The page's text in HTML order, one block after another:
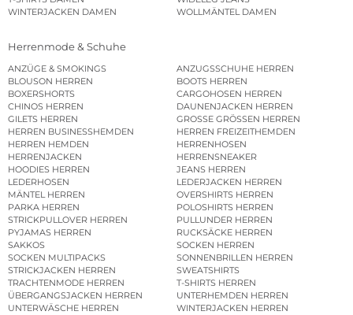
WINTERJACKEN DAMEN
WOLLMÄNTEL DAMEN
Herrenmode & Schuhe
ANZÜGE & SMOKINGS
ANZUGSSCHUHE HERREN
BLOUSON HERREN
BOOTS HERREN
BOXERSHORTS
CARGOHOSEN HERREN
CHINOS HERREN
DAUNENJACKEN HERREN
GILETS HERREN
GROSSE GRÖSSEN HERREN
HERREN BUSINESSHEMDEN
HERREN FREIZEITHEMDEN
HERREN HEMDEN
HERRENHOSEN
HERRENJACKEN
HERRENSNEAKER
HOODIES HERREN
JEANS HERREN
LEDERHOSEN
LEDERJACKEN HERREN
MÄNTEL HERREN
OVERSHIRTS HERREN
PARKA HERREN
POLOSHIRTS HERREN
STRICKPULLOVER HERREN
PULLUNDER HERREN
PYJAMAS HERREN
RUCKSÄCKE HERREN
SAKKOS
SOCKEN HERREN
SOCKEN MULTIPACKS
SONNENBRILLEN HERREN
STRICKJACKEN HERREN
SWEATSHIRTS
TRACHTENMODE HERREN
T-SHIRTS HERREN
ÜBERGANGSJACKEN HERREN
UNTERHEMDEN HERREN
UNTERWÄSCHE HERREN
WINTERJACKEN HERREN